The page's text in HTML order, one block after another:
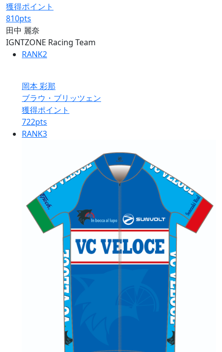
獲得ポイント
810pts
田中 麗奈
IGNTZONE Racing Team
RANK2
岡本 彩那
ブラウ・ブリッツェン
獲得ポイント
722pts
RANK3